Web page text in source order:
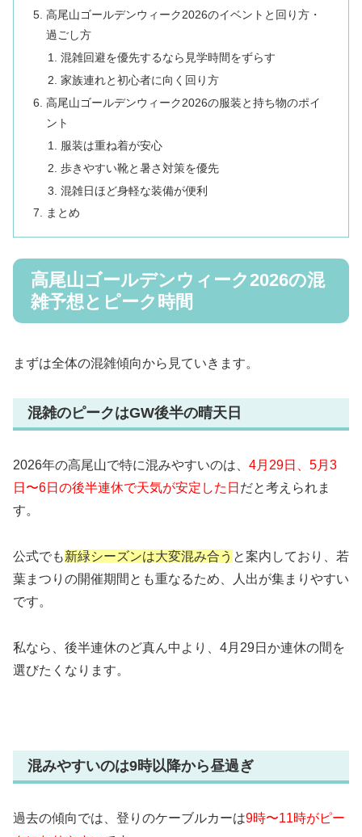
高尾山ゴールデンウィーク2026のイベントと回り方・
過ごし方
混雑回避を優先するなら見学時間をずらす
家族連れと初心者に向く回り方
高尾山ゴールデンウィーク2026の服装と持ち物のポイ
ント
服装は重ね着が安心
歩きやすい靴と暑さ対策を優先
混雑日ほど身軽な装備が便利
まとめ
高尾山ゴールデンウィーク2026の混
雑予想とピーク時間
まずは全体の混雑傾向から見ていきます。
混雑のピークはGW後半の晴天日
2026年の高尾山で特に混みやすいのは、 4月29日、5月3
日〜6日の後半連休で天気が安定した日 だと考えられま
す。
公式でも新緑シーズンは大変混み合う と案内しており、若
葉まつりの開催期間とも重なるため、人出が集まりやすい
です。
私なら、後半連休のど真ん中より、4月29日か連休の間を
選びたくなります。
混みやすいのは9時以降から昼過ぎ
過去の傾向では、登りのケーブルカーは9時〜11時がピー